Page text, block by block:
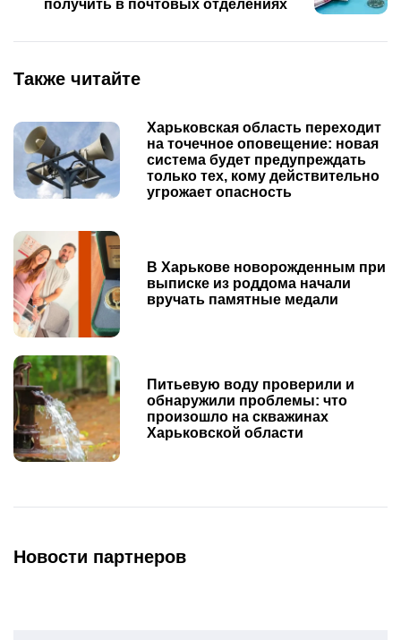
получить в почтовых отделениях
Также читайте
Харьковская область переходит
на точечное оповещение: новая
система будет предупреждать
только тех, кому действительно
угрожает опасность
В Харькове новорожденным при
выписке из роддома начали
вручать памятные медали
Питьевую воду проверили и
обнаружили проблемы: что
произошло на скважинах
Харьковской области
Новости партнеров